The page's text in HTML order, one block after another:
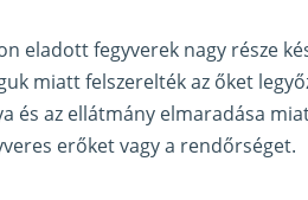
eladott fegyverek nagy része
miatt felszerelték az őket
és az ellátmány elmaradása
erőket vagy a rendőrséget.